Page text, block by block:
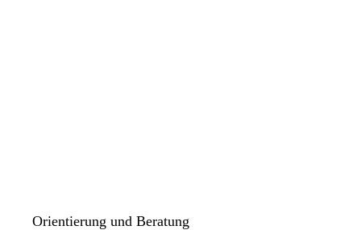
Orientierung und Beratung